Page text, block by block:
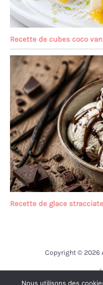
Recette de cubes coco
Recette de glace
Copyright © 2026
Nous utilisons des